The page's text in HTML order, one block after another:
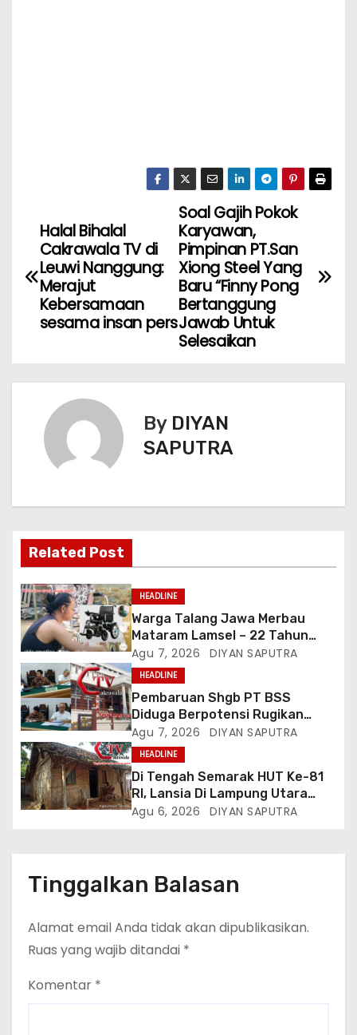
Soal Gajih Pokok
Karyawan,
Pimpinan PT.San
Xiong Steel Yang
Baru “Finny Pong
Bertanggung
Jawab Untuk
Selesaikan
Halal Bihalal
Cakrawala TV di
Leuwi Nanggung:
Merajut
Kebersamaan
sesama insan pers
By DIYAN
SAPUTRA
Related Post
HEADLINE
Warga Talang Jawa Merbau
Mataram Lamsel – 22 Tahun
Lumpuh Vina Agustina Viral Di
Tiktok Inginkan Kursi Roda
Listrik, Kepala Perwakilan
Provinsi Lampung Media
Cakrawala Tv Meminta Pemda
Lamsel Bertindak
Agu 7, 2026 DIYAN SAPUTRA
HEADLINE
Pembaruan Shgb PT BSS
Diduga Berpotensi Rugikan
Negara, Kementrian ATR/BPN Di
Gugat Di PTUN Jakarta
Agu 7, 2026 DIYAN SAPUTRA
HEADLINE
Di Tengah Semarak HUT Ke-81
RI, Lansia Di Lampung Utara
Hidup Memprihatinkan
Agu 6, 2026 DIYAN SAPUTRA
Tinggalkan Balasan
Alamat email Anda tidak akan dipublikasikan.
Ruas yang wajib ditandai *
Komentar *